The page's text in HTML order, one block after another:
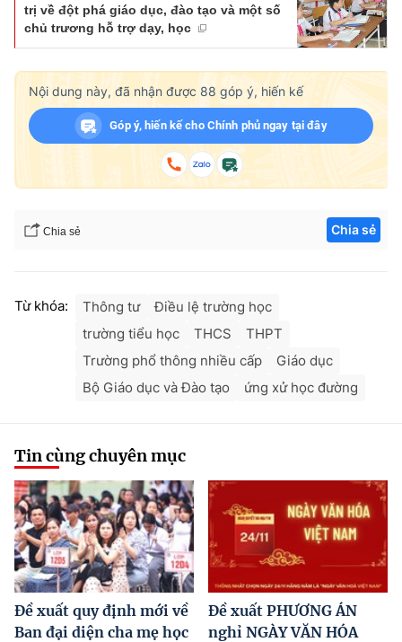
trị về đột phá giáo dục, đào tạo và một số
chủ trương hỗ trợ dạy, học
Nội dung này, đã nhận được 88 góp ý, hiến kế
Góp ý, hiến kế cho Chính phủ ngay tại đây
Chia sẻ Chia sẻ
Từ khóa: Thông tư
Điều lệ trường học
trường tiểu học
THCS
THPT
Trường phổ thông nhiều cấp
Giáo dục
Bộ Giáo dục và Đào tạo
ứng xử học đường
Tin cùng chuyên mục
Đề xuất quy định mới về
Ban đại diện cha mẹ học
Đề xuất PHƯƠNG ÁN
nghỉ NGÀY VĂN HÓA